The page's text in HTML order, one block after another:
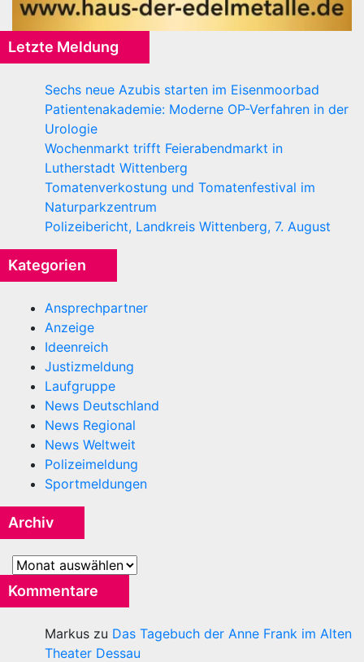
Letzte Meldung
Sechs neue Azubis starten im Eisenmoorbad
Patientenakademie: Moderne OP-Verfahren in der
Urologie
Wochenmarkt trifft Feierabendmarkt in
Lutherstadt Wittenberg
Tomatenverkostung und Tomatenfestival im
Naturparkzentrum
Polizeibericht, Landkreis Wittenberg, 7. August
Kategorien
Ansprechpartner
Anzeige
Ideenreich
Justizmeldung
Laufgruppe
News Deutschland
News Regional
News Weltweit
Polizeimeldung
Sportmeldungen
Archiv
Archiv
Kommentare
Markus zu Das Tagebuch der Anne Frank im Alten
Theater Dessau